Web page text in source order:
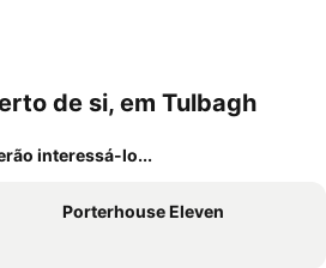
de si, em Tulbagh
interessá-lo...
Porterhouse Eleven